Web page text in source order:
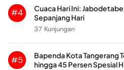
#4
Cuaca Hari Ini:
Sepanjang Hari
37 Kunjungan
#5
Bapenda Kota Tangerang
hingga 45 Persen Spesial